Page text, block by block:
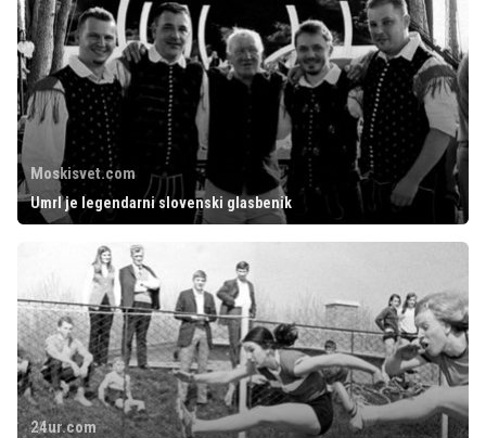
Moskisvet.com
Umrl je legendarni slovenski glasbenik
24ur.com